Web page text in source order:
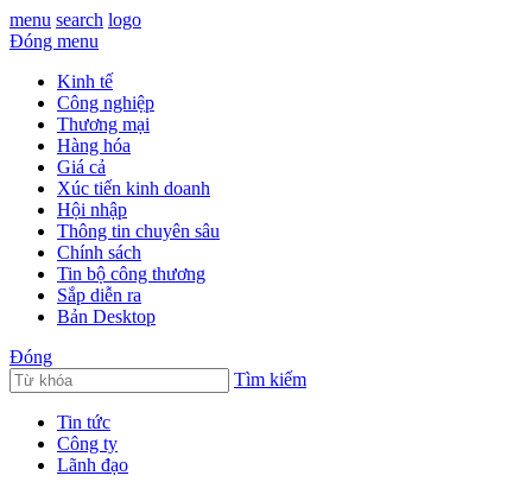
menu search logo
Đóng menu
Kinh tế
Công nghiệp
Thương mại
Hàng hóa
Giá cả
Xúc tiến kinh doanh
Hội nhập
Thông tin chuyên sâu
Chính sách
Tin bộ công thương
Sắp diễn ra
Bản Desktop
Đóng
Tìm kiếm
Tin tức
Công ty
Lãnh đạo